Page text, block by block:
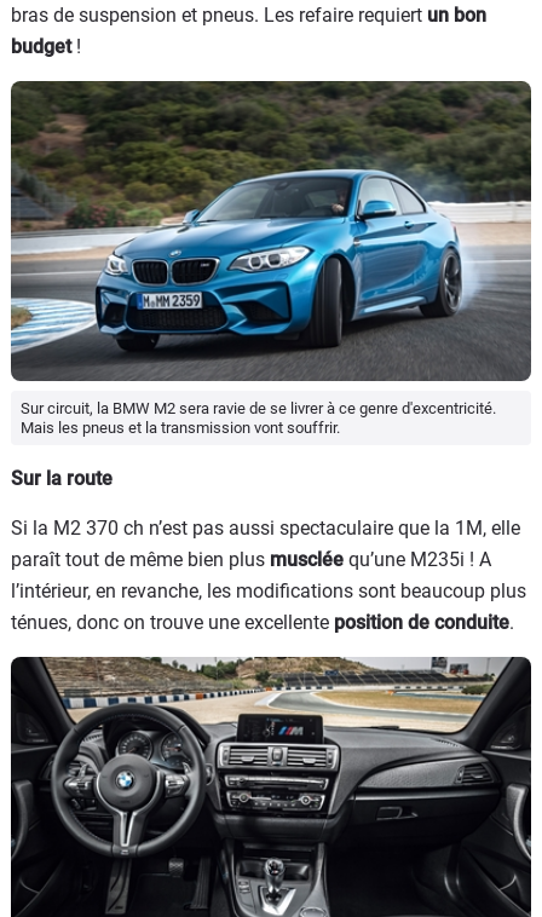
bras de suspension et pneus. Les refaire requiert un bon
budget !
Sur circuit, la BMW M2 sera ravie de se livrer à ce genre d'excentricité.
Mais les pneus et la transmission vont souffrir.
Sur la route
Si la M2 370 ch n’est pas aussi spectaculaire que la 1M, elle
paraît tout de même bien plus musclée qu’une M235i ! A
l’intérieur, en revanche, les modifications sont beaucoup plus
ténues, donc on trouve une excellente position de conduite.